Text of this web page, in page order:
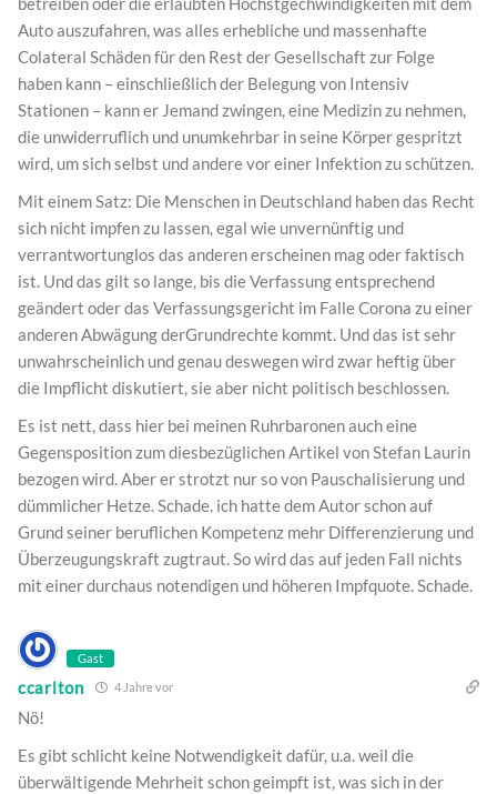
Auto auszufahren, was alles erhebliche und massenhafte
Colateral Schäden für den Rest der Gesellschaft zur Folge
haben kann – einschließlich der Belegung von Intensiv
Stationen – kann er Jemand zwingen, eine Medizin zu nehmen,
die unwiderruflich und unumkehrbar in seine Körper gespritzt
wird, um sich selbst und andere vor einer Infektion zu schützen.
Mit einem Satz: Die Menschen in Deutschland haben das Recht
sich nicht impfen zu lassen, egal wie unvernünftig und
verrantwortunglos das anderen erscheinen mag oder faktisch
ist. Und das gilt so lange, bis die Verfassung entsprechend
geändert oder das Verfassungsgericht im Falle Corona zu einer
anderen Abwägung derGrundrechte kommt. Und das ist sehr
unwahrscheinlich und genau deswegen wird zwar heftig über
die Impflicht diskutiert, sie aber nicht politisch beschlossen.
Es ist nett, dass hier bei meinen Ruhrbaronen auch eine
Gegensposition zum diesbezüglichen Artikel von Stefan Laurin
bezogen wird. Aber er strotzt nur so von Pauschalisierung und
dümmlicher Hetze. Schade. ich hatte dem Autor schon auf
Grund seiner beruflichen Kompetenz mehr Differenzierung und
Überzeugungskraft zugtraut. So wird das auf jeden Fall nichts
mit einer durchaus notendigen und höheren Impfquote. Schade.
Gast
ccarlton 4 Jahre vor
Nö!
Es gibt schlicht keine Notwendigkeit dafür, u.a. weil die
überwältigende Mehrheit schon geimpft ist, was sich in der